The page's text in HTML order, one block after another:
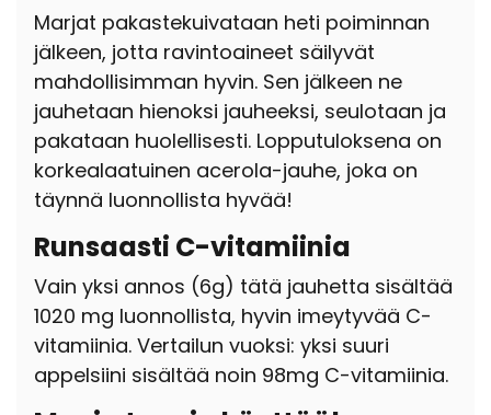
Marjat pakastekuivataan heti poiminnan
jälkeen, jotta ravintoaineet säilyvät
mahdollisimman hyvin. Sen jälkeen ne
jauhetaan hienoksi jauheeksi, seulotaan ja
pakataan huolellisesti. Lopputuloksena on
korkealaatuinen acerola-jauhe, joka on
täynnä luonnollista hyvää!
Runsaasti C-vitamiinia
Vain yksi annos (6g) tätä jauhetta sisältää
1020 mg luonnollista, hyvin imeytyvää C-
vitamiinia. Vertailun vuoksi: yksi suuri
appelsiini sisältää noin 98mg C-vitamiinia.